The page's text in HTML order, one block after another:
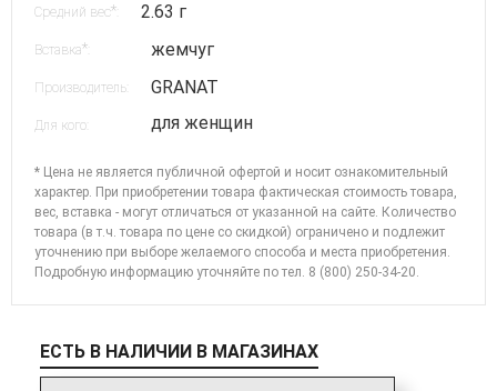
Средний вес* 2.63 г
Вставка* жемчуг
Производитель: GRANAT
Для кого: для женщин
* Цена не является публичной офертой и носит ознакомительный
характер. При приобретении товара фактическая стоимость товара,
вес, вставка - могут отличаться от указанной на сайте. Количество
товара (в т.ч. товара по цене со скидкой) ограничено и подлежит
уточнению при выборе желаемого способа и места приобретения.
Подробную информацию уточняйте потел. 8 (800) 250-34-20
ЕСТЬ В НАЛИЧИИ В МАГАЗИНАХ